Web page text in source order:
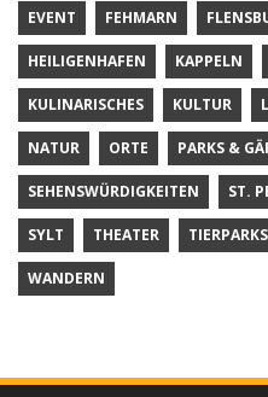
EVENT FEHMARN
HEILIGENHAFEN KAPPELN
KULINARISCHES KULTUR
NATUR ORTE PARKS &
SEHENSWÜRDIGKEITEN ST.
SYLT THEATER TIERPARKS
WANDERN